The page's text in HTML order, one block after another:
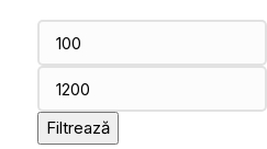
Filtrează